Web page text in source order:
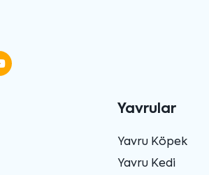
Yavrular
Yavru Köpek
Yavru Kedi